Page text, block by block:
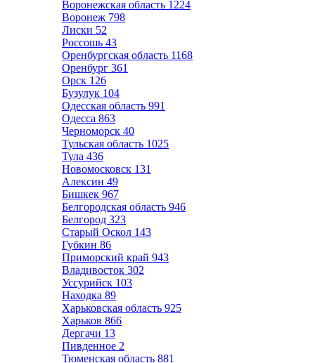
Воронежская область 1224
Воронеж 798
Лиски 52
Россошь 43
Оренбургская область 1168
Оренбург 361
Орск 126
Бузулук 104
Одесская область 991
Одесса 863
Черноморск 40
Тульская область 1025
Тула 436
Новомосковск 131
Алексин 49
Бишкек 967
Белгородская область 946
Белгород 323
Старый Оскол 143
Губкин 86
Приморский край 943
Владивосток 302
Уссурийск 103
Находка 89
Харьковская область 925
Харьков 866
Дергачи 13
Пивденное 2
Тюменская область 881